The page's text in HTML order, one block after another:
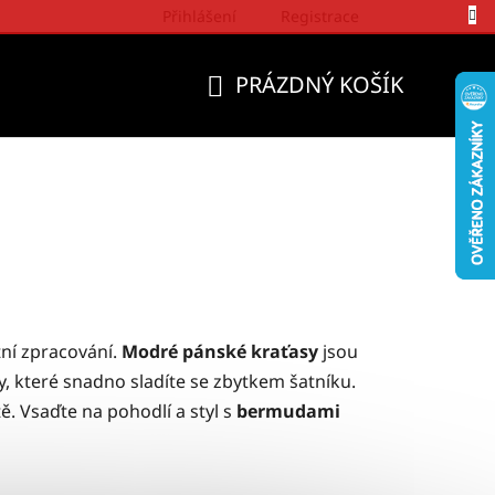
PRÁZDNÝ KOŠÍK
zpracování. Modré pánské kraťasy jsou
které snadno sladíte se zbytkem šatníku.
Vsaďte na pohodlí a styl s bermudami